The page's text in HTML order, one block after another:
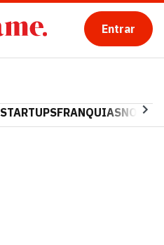
Entrar
STARTUPSFRANQUIAS